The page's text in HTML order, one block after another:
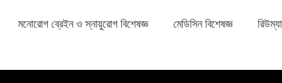
মনোরোগ ব্রেইন ও স্নায়ুরোগ বিশেষজ্ঞ মেডিসিন বিশেষজ্ঞ